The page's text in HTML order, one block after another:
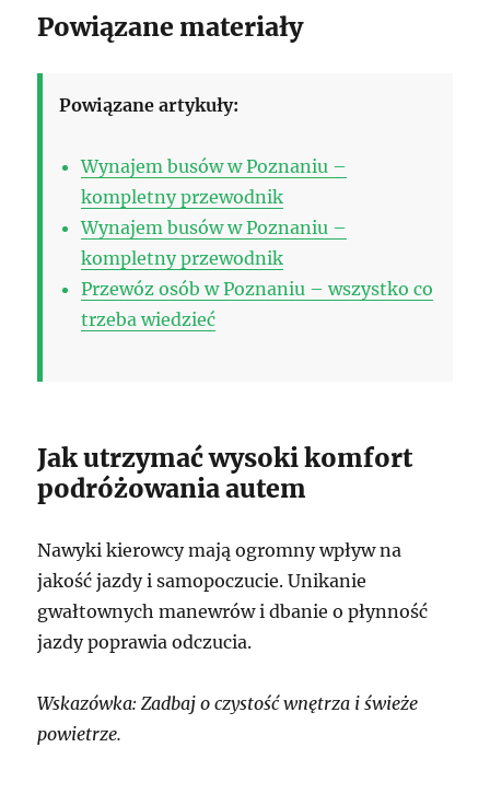
Powiązane materiały
Powiązane artykuły:
Wynajem busów w Poznaniu –
kompletny przewodnik
Wynajem busów w Poznaniu –
kompletny przewodnik
Przewóz osób w Poznaniu – wszystko co
trzeba wiedzieć
Jak utrzymać wysoki komfort
podróżowania autem
Nawyki kierowcy mają ogromny wpływ na
jakość jazdy i samopoczucie. Unikanie
gwałtownych manewrów i dbanie o płynność
jazdy poprawia odczucia.
Wskazówka: Zadbaj o czystość wnętrza i świeże
powietrze.